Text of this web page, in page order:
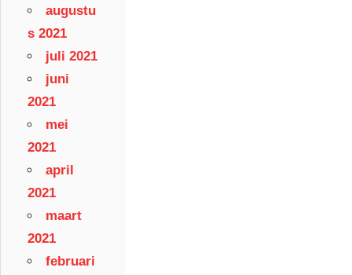
augustu
s 2021
juli 2021
juni
2021
mei
2021
april
2021
maart
2021
februari